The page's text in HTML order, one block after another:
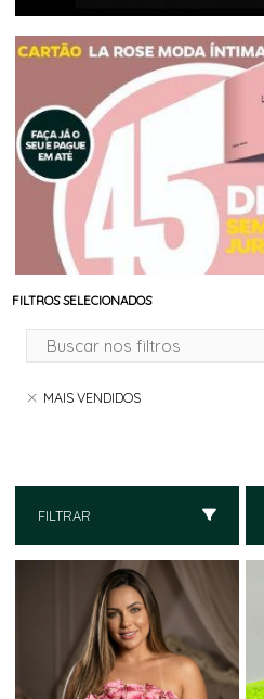
FILTROS SELECIONADOS
MAIS VENDIDOS
FILTRAR